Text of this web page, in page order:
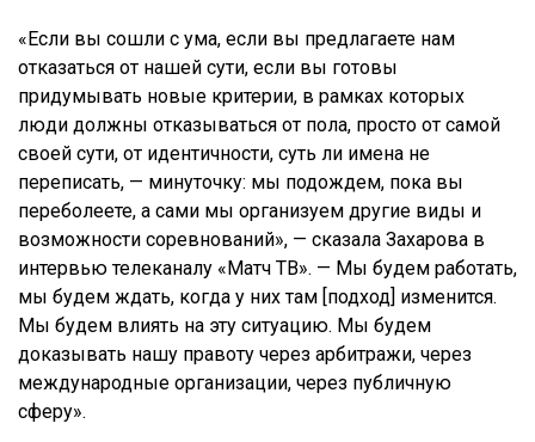
«Если вы сошли с ума, если вы предлагаете нам
отказаться от нашей сути, если вы готовы
придумывать новые критерии, в рамках которых
люди должны отказываться от пола, просто от самой
своей сути, от идентичности, суть ли имена не
переписать, — минуточку: мы подождем, пока вы
переболеете, а сами мы организуем другие виды и
возможности соревнований», — сказала Захарова в
интервью телеканалу «Матч ТВ». — Мы будем работать,
мы будем ждать, когда у них там [подход] изменится.
Мы будем влиять на эту ситуацию. Мы будем
доказывать нашу правоту через арбитражи, через
международные организации, через публичную
сферу».